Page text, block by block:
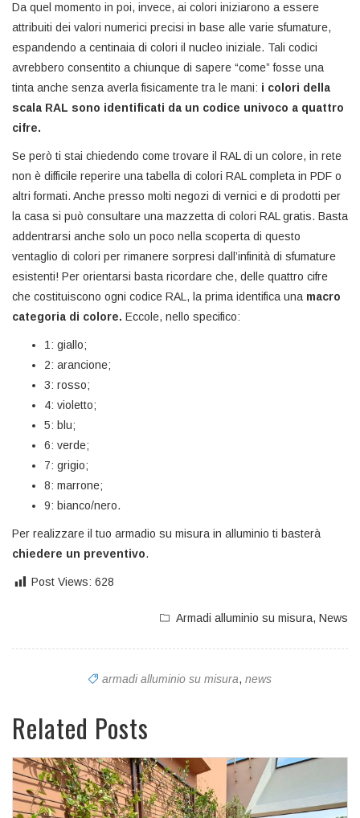
Da quel momento in poi, invece, ai colori iniziarono a essere
attribuiti dei valori numerici precisi in base alle varie sfumature,
espandendo a centinaia di colori il nucleo iniziale. Tali codici
avrebbero consentito a chiunque di sapere “come” fosse una
tinta anche senza averla fisicamente tra le mani: i colori della
scala RAL sono identificati da un codice univoco a quattro
cifre.
Se però ti stai chiedendo come trovare il RAL di un colore, in rete
non è difficile reperire una tabella di colori RAL completa in PDF o
altri formati. Anche presso molti negozi di vernici e di prodotti per
la casa si può consultare una mazzetta di colori RAL gratis. Basta
addentrarsi anche solo un poco nella scoperta di questo
ventaglio di colori per rimanere sorpresi dall’infinità di sfumature
esistenti! Per orientarsi basta ricordare che, delle quattro cifre
che costituiscono ogni codice RAL, la prima identifica una macro
categoria di colore. Eccole, nello specifico:
1: giallo;
2: arancione;
3: rosso;
4: violetto;
5: blu;
6: verde;
7: grigio;
8: marrone;
9: bianco/nero.
Per realizzare il tuo armadio su misura in alluminio ti basterà
chiedere un preventivo.
Post Views: 628
Armadi alluminio su misura, News
armadi alluminio su misura, news
Related Posts